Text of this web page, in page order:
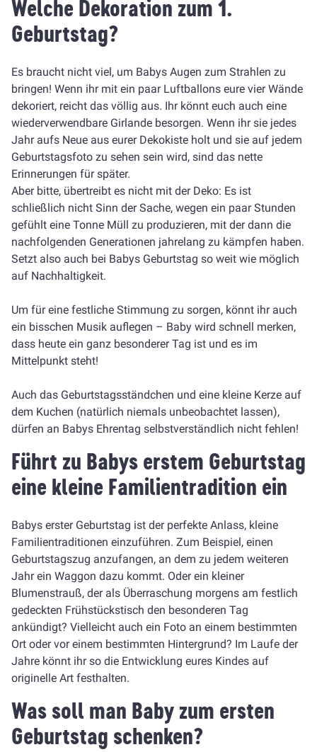
Welche Dekoration zum 1.
Geburtstag?
Es braucht nicht viel, um Babys Augen zum Strahlen zu
bringen! Wenn ihr mit ein paar Luftballons eure vier Wände
dekoriert, reicht das völlig aus. Ihr könnt euch auch eine
wiederverwendbare Girlande besorgen. Wenn ihr sie jedes
Jahr aufs Neue aus eurer Dekokiste holt und sie auf jedem
Geburtstagsfoto zu sehen sein wird, sind das nette
Erinnerungen für später.
Aber bitte, übertreibt es nicht mit der Deko: Es ist
schließlich nicht Sinn der Sache, wegen ein paar Stunden
gefühlt eine Tonne Müll zu produzieren, mit der dann die
nachfolgenden Generationen jahrelang zu kämpfen haben.
Setzt also auch bei Babys Geburtstag so weit wie möglich
auf Nachhaltigkeit.
Um für eine festliche Stimmung zu sorgen, könnt ihr auch
ein bisschen Musik auflegen – Baby wird schnell merken,
dass heute ein ganz besonderer Tag ist und es im
Mittelpunkt steht!
Auch das Geburtstagsständchen und eine kleine Kerze auf
dem Kuchen (natürlich niemals unbeobachtet lassen),
dürfen an Babys Ehrentag selbstverständlich nicht fehlen!
Führt zu Babys erstem Geburtstag
eine kleine Familientradition ein
Babys erster Geburtstag ist der perfekte Anlass, kleine
Familientraditionen einzuführen. Zum Beispiel, einen
Geburtstagszug anzufangen, an dem zu jedem weiteren
Jahr ein Waggon dazu kommt. Oder ein kleiner
Blumenstrauß, der als Überraschung morgens am festlich
gedeckten Frühstückstisch den besonderen Tag
ankündigt? Vielleicht auch ein Foto an einem bestimmten
Ort oder vor einem bestimmten Hintergrund? Im Laufe der
Jahre könnt ihr so die Entwicklung eures Kindes auf
originelle Art festhalten.
Was soll man Baby zum ersten
Geburtstag schenken?